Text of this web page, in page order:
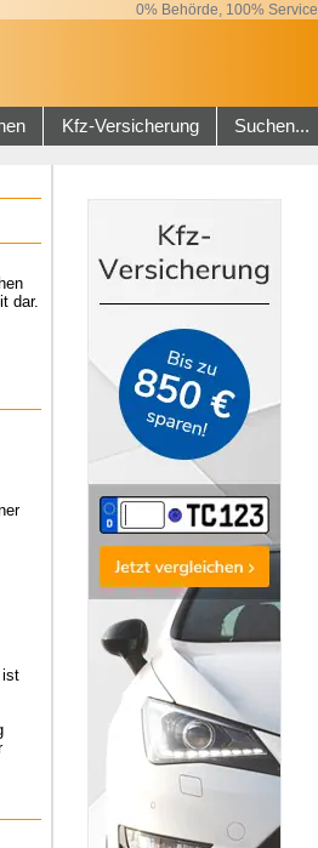
0% Behörde, 100% Service
Kfz-Versicherung Suchen...
dar.
ist